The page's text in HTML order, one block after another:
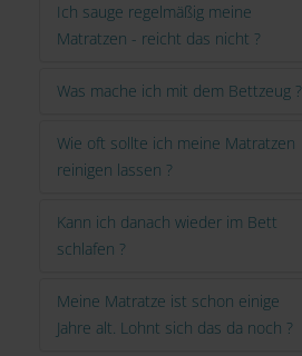
Ich sauge regelmäßig meine
Matratzen - reicht das nicht ?
Was mache ich mit dem Bettzeug ?
Wie oft sollte ich meine Matratzen
reinigen lassen ?
Kann ich danach wieder im Bett
schlafen ?
Meine Matratze ist schon einige
Jahre alt. Lohnt sich das da noch ?